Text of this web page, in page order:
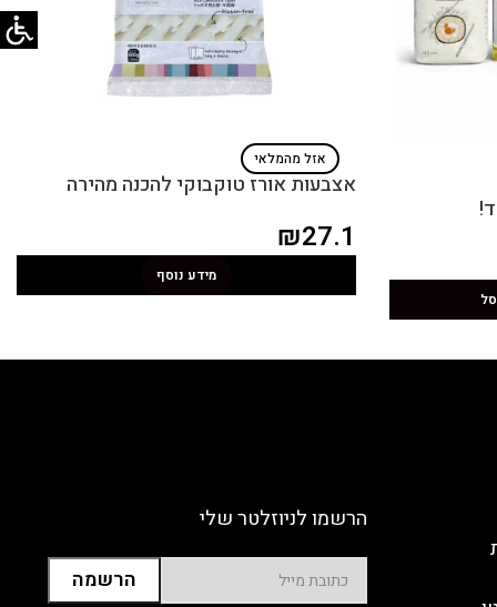
אזל מהמלאי
אצבעות אורז טוקבוקי להכנה מהירה
₪27.1
מידע נוסף
הרשמו לניוזלטר שלי